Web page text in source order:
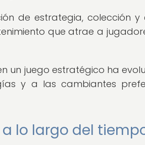
de estrategia, colección y
que atrae a
un juego estratégico ha
y a las cambiantes
lo largo del